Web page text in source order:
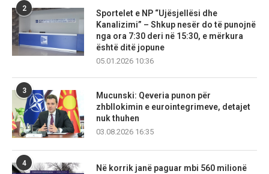
2
Sportelet e NP “Ujësjellësi dhe
Kanalizimi” – Shkup nesër do të punojnë
nga ora 7:30 deri në 15:30, e mërkura
është ditë jopune
05.01.2026 10:36
3
Mucunski: Qeveria punon për
zhbllokimin e eurointegrimeve, detajet
nuk thuhen
03.08.2026 16:35
4
Në korrik janë paguar mbi 560 milionë